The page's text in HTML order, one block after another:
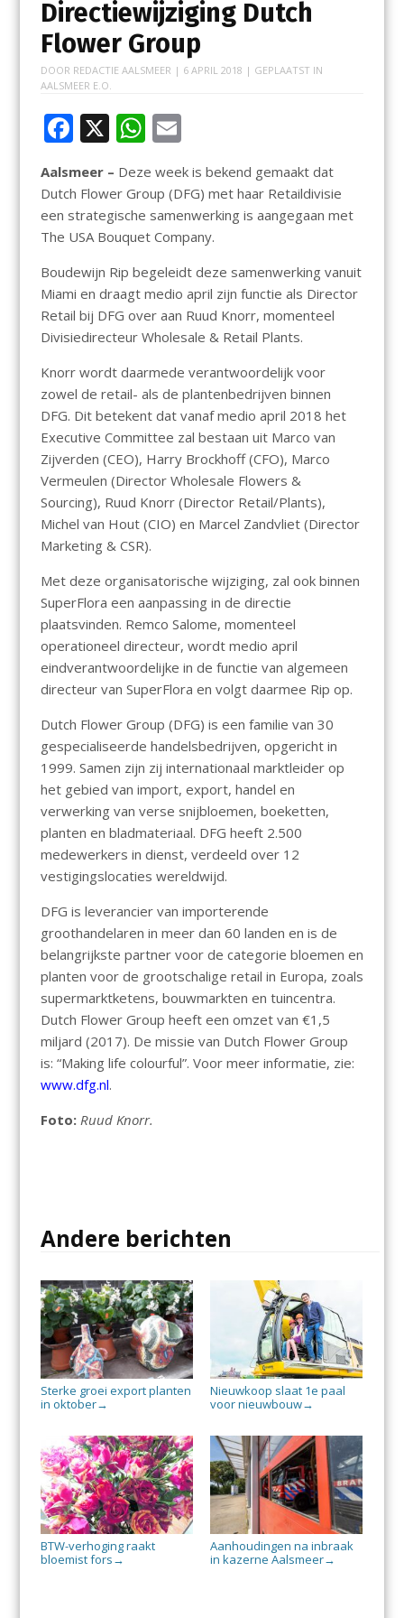
Directiewijziging Dutch
Flower Group
DOOR REDACTIE AALSMEER | 6 APRIL 2018 | GEPLAATST IN
AALSMEER E.O.
F
e
b
o
o
k
X W
at
s
A
p
p
E
m
ai
l
Aalsmeer – Deze week is bekend gemaakt dat
Dutch Flower Group (DFG) met haar Retaildivisie
een strategische samenwerking is aangegaan met
The USA Bouquet Company.
Boudewijn Rip begeleidt deze samenwerking vanuit
Miami en draagt medio april zijn functie als Director
Retail bij DFG over aan Ruud Knorr, momenteel
Divisiedirecteur Wholesale & Retail Plants.
Knorr wordt daarmede verantwoordelijk voor
zowel de retail- als de plantenbedrijven binnen
DFG. Dit betekent dat vanaf medio april 2018 het
Executive Committee zal bestaan uit Marco van
Zijverden (CEO), Harry Brockhoff (CFO), Marco
Vermeulen (Director Wholesale Flowers &
Sourcing), Ruud Knorr (Director Retail/Plants),
Michel van Hout (CIO) en Marcel Zandvliet (Director
Marketing & CSR).
Met deze organisatorische wijziging, zal ook binnen
SuperFlora een aanpassing in de directie
plaatsvinden. Remco Salome, momenteel
operationeel directeur, wordt medio april
eindverantwoordelijke in de functie van algemeen
directeur van SuperFlora en volgt daarmee Rip op.
Dutch Flower Group (DFG) is een familie van 30
gespecialiseerde handelsbedrijven, opgericht in
1999. Samen zijn zij internationaal marktleider op
het gebied van import, export, handel en
verwerking van verse snijbloemen, boeketten,
planten en bladmateriaal. DFG heeft 2.500
medewerkers in dienst, verdeeld over 12
vestigingslocaties wereldwijd.
DFG is leverancier van importerende
groothandelaren in meer dan 60 landen en is de
belangrijkste partner voor de categorie bloemen en
planten voor de grootschalige retail in Europa, zoals
supermarktketens, bouwmarkten en tuincentra.
Dutch Flower Group heeft een omzet van €1,5
miljard (2017). De missie van Dutch Flower Group
is: “Making life colourful”. Voor meer informatie, zie:
www.dfg.nl.
Foto: Ruud Knorr.
Andere berichten
Sterke groei export planten
in oktober→
Nieuwkoop slaat 1e paal
voor nieuwbouw→
BTW-verhoging raakt
bloemist fors →
Aanhoudingen na inbraak
in kazerne Aalsmeer→